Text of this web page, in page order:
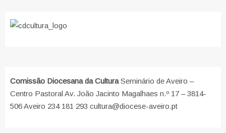
Comissão Diocesana da CulturaSeminário de Aveiro –
Centro Pastoral Av. João Jacinto Magalhaes n.º 17 – 3814-
506 Aveiro 234 181 293 cultura@diocese-aveiro.pt